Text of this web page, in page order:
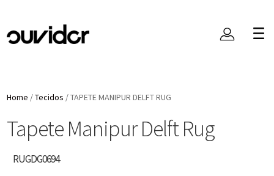
Home /Tecidos /TAPETE MANIPUR DELFT RUG
Tapete Manipur Delft Rug
RUGDG0694